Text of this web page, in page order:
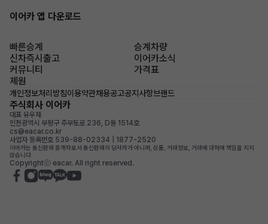
이어카 앱 다운로드
빠른승계
승계차량
신차즉시출고
이어카소식
커뮤니티
가격표
제원
개인정보처리방침이용약관채용공고공지사항브랜드
주식회사 이어카
대표 유우재
인천광역시 부평구 주부토로 236, D동 1514호
cs@eacar.co.kr
사업자 등록번호 539-88-02334 | 1877-2520
이어카는 통신판매 중개자로서 통신판매의 당사자가 아니며, 상품, 거래정보, 거래에 대하여 책임을 지지
않습니다.
Copyrightⓒ eacar. All right reserved.